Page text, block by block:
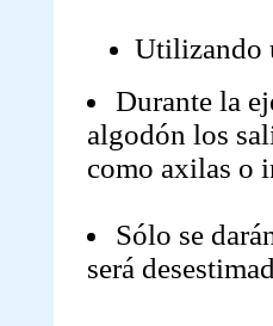
Utilizando
Durante la
algodón los
como axilas o
Sólo se
será